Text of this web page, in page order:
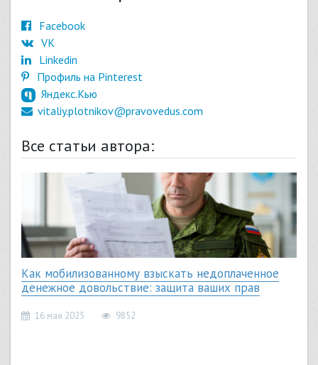
Facebook
VK
Linkedin
Профиль на Pinterest
Яндекс.Кью
vitaliy.plotnikov@pravovedus.com
Все статьи автора:
Как мобилизованному взыскать недоплаченное
денежное довольствие: защита ваших прав
16 мая 2025 9852